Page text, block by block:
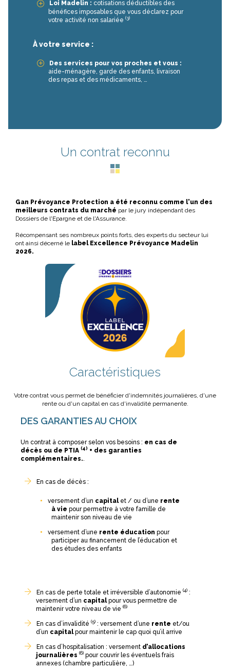
Loi Madelin : cotisations déductibles des
bénéfices imposables que vous déclarez pour
votre activité non salariée (3)
À votre service :
Des services pour vos proches et vous :
aide-ménagère, garde des enfants, livraison
des repas et des médicaments, …
Un contrat reconnu
Gan Prévoyance Protection a été reconnu comme l'un des
meilleurs contrats du marché par le jury indépendant des
Dossiers de l'Epargne et de l'Assurance.
Récompensant ses nombreux points forts, des experts du secteur lui
ont ainsi décerné le label Excellence Prévoyance Madelin
2026.
Caractéristiques
Votre contrat vous permet de bénéficier d'indemnités journalières, d'une
rente ou d'un capital en cas d'invalidité permanente.
DES GARANTIES AU CHOIX
Un contrat à composer selon vos besoins : en cas de
décès ou de PTIA (4) + des garanties
complémentaires.
En cas de décès :
versement d’un capitalet / ou d’une rente
à vie pour permettre à votre famille de
maintenir son niveau de vie
versement d’une rente éducationpour
participer au financement de l’éducation et
des études des enfants
En cas de perte totale et irréversible d’autonomie(4) :
versement d’un capitalpour vous permettre de
maintenir votre niveau de vie (6)
En cas d’invalidité(5) : versement d’une rente et/ou
d’un capitalpour maintenir le cap quoi qu’il arrive
En cas d’hospitalisation : versement d’allocations
journalières (6) pour couvrir les éventuels frais
annexes (chambre particulière, …)